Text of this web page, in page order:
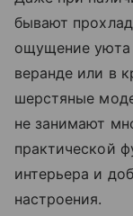
бывают
ощущение уюта
веранде или в
шерстяные
не занимают
практической
интерьера и
настроения.